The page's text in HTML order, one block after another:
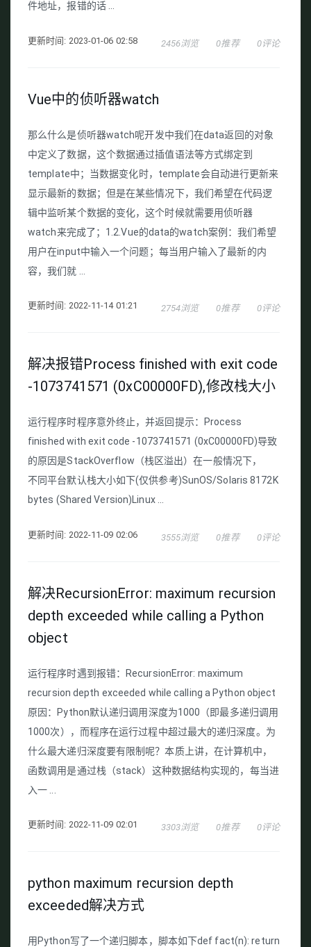
件地址，报错的话 ...
更新时间: 2023-01-06 02:58 2456浏览 0推荐 0评论
Vue中的侦听器watch
那么什么是侦听器watch呢开发中我们在data返回的对象
中定义了数据，这个数据通过插值语法等方式绑定到
template中；当数据变化时，template会自动进行更新来
显示最新的数据；但是在某些情况下，我们希望在代码逻
辑中监听某个数据的变化，这个时候就需要用侦听器
watch来完成了；1.2.Vue的data的watch案例：我们希望
用户在input中输入一个问题；每当用户输入了最新的内
容，我们就 ...
更新时间: 2022-11-14 01:21 2754浏览 0推荐 0评论
解决报错Process finished with exit code
-1073741571 (0xC00000FD),修改栈大小
运行程序时程序意外终止，并返回提示：Process
finished with exit code -1073741571 (0xC00000FD)导致
的原因是StackOverflow（栈区溢出）在一般情况下，
不同平台默认栈大小如下(仅供参考)SunOS/Solaris 8172K
bytes (Shared Version)Linux ...
更新时间: 2022-11-09 02:06 3555浏览 0推荐 0评论
解决RecursionError: maximum recursion
depth exceeded while calling a Python
object
运行程序时遇到报错：RecursionError: maximum
recursion depth exceeded while calling a Python object
原因：Python默认递归调用深度为1000（即最多递归调用
1000次），而程序在运行过程中超过最大的递归深度。为
什么最大递归深度要有限制呢？本质上讲，在计算机中，
函数调用是通过栈（stack）这种数据结构实现的，每当进
入一 ...
更新时间: 2022-11-09 02:01 3303浏览 0推荐 0评论
python maximum recursion depth
exceeded解决方式
用Python写了一个递归脚本，脚本如下def fact(n): return